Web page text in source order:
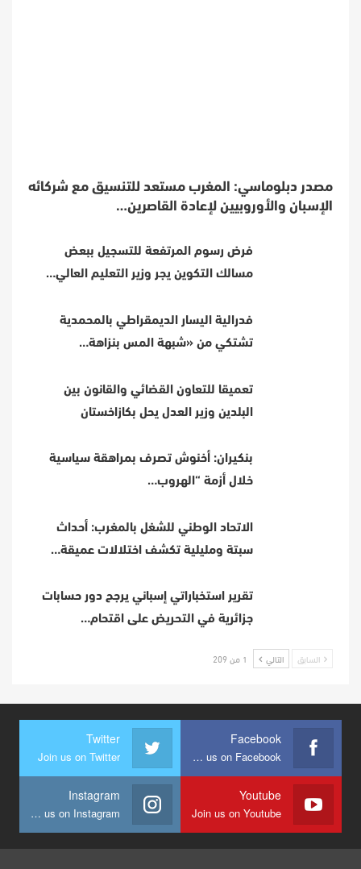
مصدر دبلوماسي: المغرب مستعد للتنسيق مع شركائه
الإسبان والأوروبيين لإعادة القاصرين…
فرض رسوم المرتفعة للتسجيل ببعض
مسالك التكوين يجر وزير التعليم العالي…
فدرالية اليسار الديمقراطي بالمحمدية
تشتكي من «شبهة المس بنزاهة…
تعميقا للتعاون القضائي والقانون بين
البلدين وزير العدل يحل بكازاخستان
بنكيران: أخنوش تصرف بمراهقة سياسية
خلال أزمة “الهروب…
الاتحاد الوطني للشغل بالمغرب: أحداث
سبتة ومليلية تكشف اختلالات عميقة…
تقرير استخباراتي إسباني يرجح دور حسابات
جزائرية في التحريض على اقتحام…
السابق التالي 1 من 209
Facebook
Join us on Facebook
Twitter
Join us on Twitter
Youtube
Join us on Youtube
Instagram
Join us on Instagram